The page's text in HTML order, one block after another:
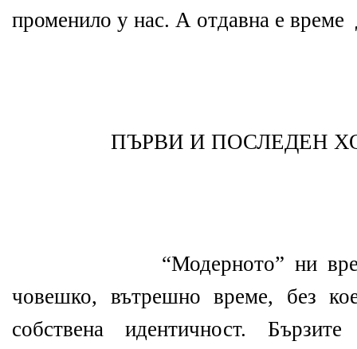
променило у нас. А отдавна е време
ПЪРВИ И ПОСЛЕДЕН
“Модерното” ни
човешко, вътрешно време, без
собствена идентичност.